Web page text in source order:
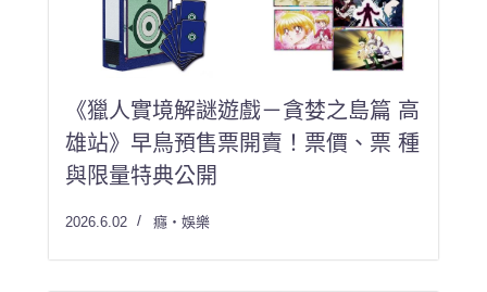
《獵人實境解謎遊戲－貪婪之島篇 高
雄站》早鳥預售票開賣！票價、票 種
與限量特典公開
2026.6.02 癮・娛樂